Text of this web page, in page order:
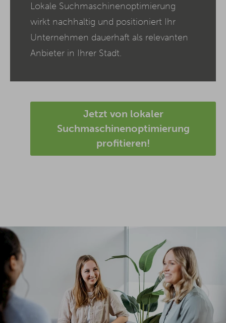
Lokale Suchmaschinenoptimierung
wirkt nachhaltig und positioniert Ihr
Unternehmen dauerhaft als relevanten
Anbieter in Ihrer Stadt.
Jetzt von lokaler
Suchmaschinenoptimierung
profitieren!